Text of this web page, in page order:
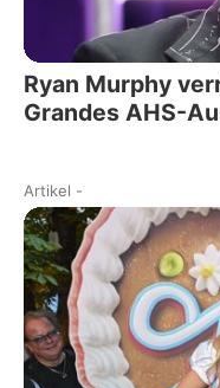
Ryan Murphy
Grandes AHS-
Artikel -